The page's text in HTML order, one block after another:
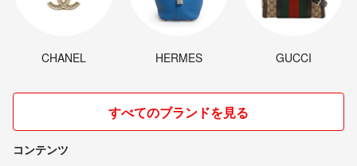
CHANEL HERMES GUCCI
すべてのブランドを見る
コンテンツ